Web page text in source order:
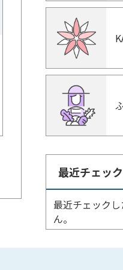
最近チェッ
最近チェック
ん。